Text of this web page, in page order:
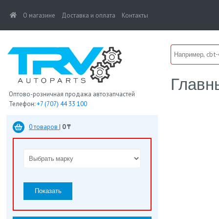
(current)
О магазине Доставка и оплата Контакты
Оптово-розничная продажа автозапчастей
Телефон:+7 (707) 44 33 100
0 товаров | 0 ₸
Показать